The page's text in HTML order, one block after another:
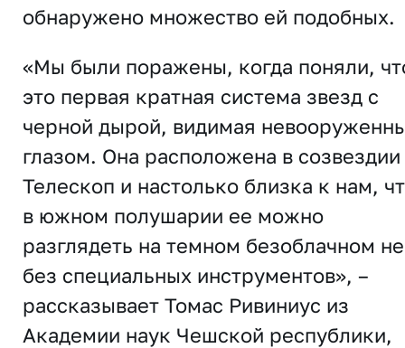
обнаружено множество ей подобных.
«Мы были поражены, когда поняли,
это первая кратная система звезд с
черной дырой, видимая
глазом. Она расположена в созвездии
Телескоп и настолько близка к нам,
в южном полушарии ее можно
разглядеть на темном безоблачном
без специальных инструментов», –
рассказывает Томас Ривиниус из
Академии наук Чешской республики,